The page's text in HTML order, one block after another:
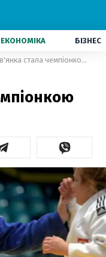
ЕКОНОМІКА БІЗНЕС
Львів'янка стала чемпіонкою Європи з дзюдо